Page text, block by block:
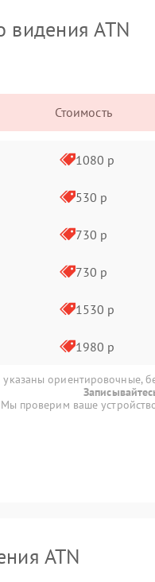
видения ATN
Стоимость
1080 р
530 р
730 р
730 р
1530 р
1980 р
ориентировочные,
Мы проверим ваше
ATN